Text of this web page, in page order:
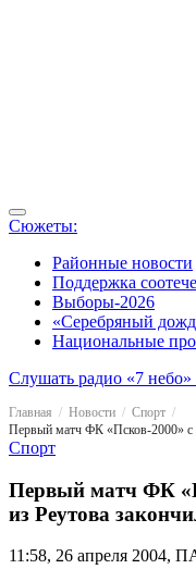
Сюжеты:
Районные новости
Поддержка
Выборы-2026
«Серебряный
Национальные
Слушать радио «7 небо»
Главная Новости
Спорт
Спорт
Первый матч ФК
из Реутова
11:58, 26 апреля 2004,